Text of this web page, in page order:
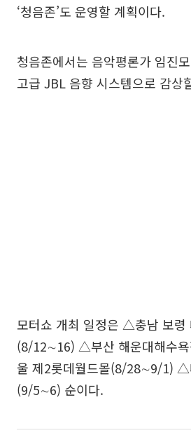
‘청음존’도 운영할 계획이다.
청음존에서는 음악평론가 임진
고급 JBL 음향 시스템으로 감상
모터쇼 개최 일정은 △충남 보령
(8/12∼16) △부산 해운대해수
울 제2롯데월드몰(8/28∼9/1) △
(9/5∼6) 순이다.